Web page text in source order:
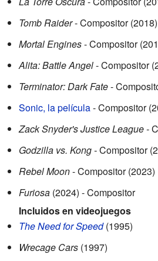
Tomb Raider- Compositor (2018)
Mortal Engines- Compositor
Alita: Battle Angel- Compositor
Terminator: Dark Fate-
Sonic, la película- Compositor
Zack Snyder's Justice League -
Godzilla vs. Kong -Compositor
Rebel Moon- Compositor (2023)
Furiosa (2024) - Compositor
Incluidos en videojuegos
The Need for Speed(1995)
Wrecage Cars (1997)